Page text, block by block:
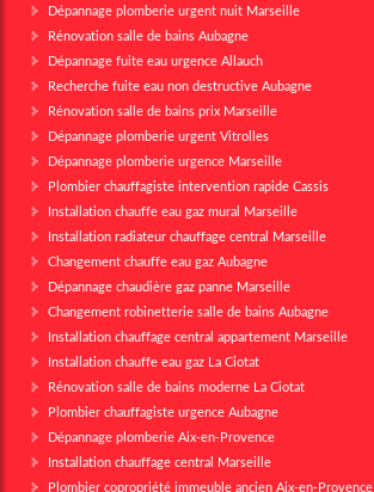
Dépannage plomberie urgent nuit Marseille
Rénovation salle de bains Aubagne
Dépannage fuite eau urgence Allauch
Recherche fuite eau non destructive Aubagne
Rénovation salle de bains prix Marseille
Dépannage plomberie urgent Vitrolles
Dépannage plomberie urgence Marseille
Plombier chauffagiste intervention rapide Cassis
Installation chauffe eau gaz mural Marseille
Installation radiateur chauffage central Marseille
Changement chauffe eau gaz Aubagne
Dépannage chaudière gaz panne Marseille
Changement robinetterie salle de bains Aubagne
Installation chauffage central appartement Marseille
Installation chauffe eau gaz La Ciotat
Rénovation salle de bains moderne La Ciotat
Plombier chauffagiste urgence Aubagne
Dépannage plomberie Aix-en-Provence
Installation chauffage central Marseille
Plombier copropriété immeuble ancien Aix-en-Provence